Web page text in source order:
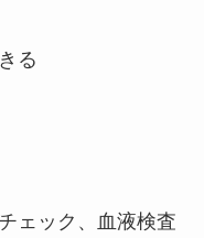
る
ェック、血液検査